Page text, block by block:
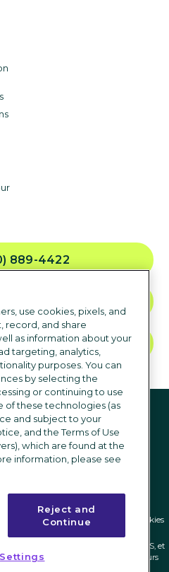
889-4422
UNE DÉMO
nous
d'utilisation|Paramètres des cookies
déposées au niveau fédéral de ICIMS, et
et peuvent être déposées par leurs
use cookies, pixels, and
record, and share
as information about your
targeting, analytics,
purposes. You can
by selecting the
or continuing to use
of these technologies (as
and subject to your
and the Terms of Use
which are found at the
information, please see
Reject and
Continue